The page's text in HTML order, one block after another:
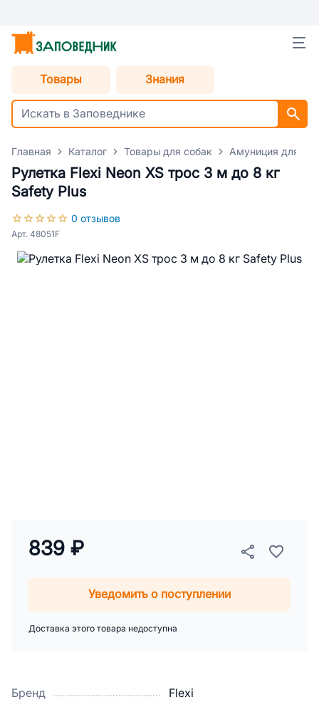
Товары Знания
Главная Каталог Товары для собак Амуниция для
Рулетка Flexi Neon XS трос 3 м до 8 кг
Safety Plus
0 отзывов
Арт. 48051F
Бренд
Flexi
839 ₽
Уведомить о поступлении
Доставка этого товара недоступна